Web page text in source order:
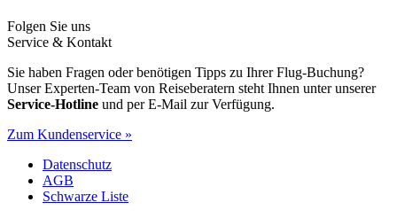
Folgen Sie uns
Service & Kontakt
Sie haben Fragen oder benötigen Tipps zu Ihrer Flug-Buchung?
Unser Experten-Team von Reiseberatern steht Ihnen unter unserer
Service-Hotline und per E-Mail zur Verfügung.
Zum Kundenservice »
Datenschutz
AGB
Schwarze Liste